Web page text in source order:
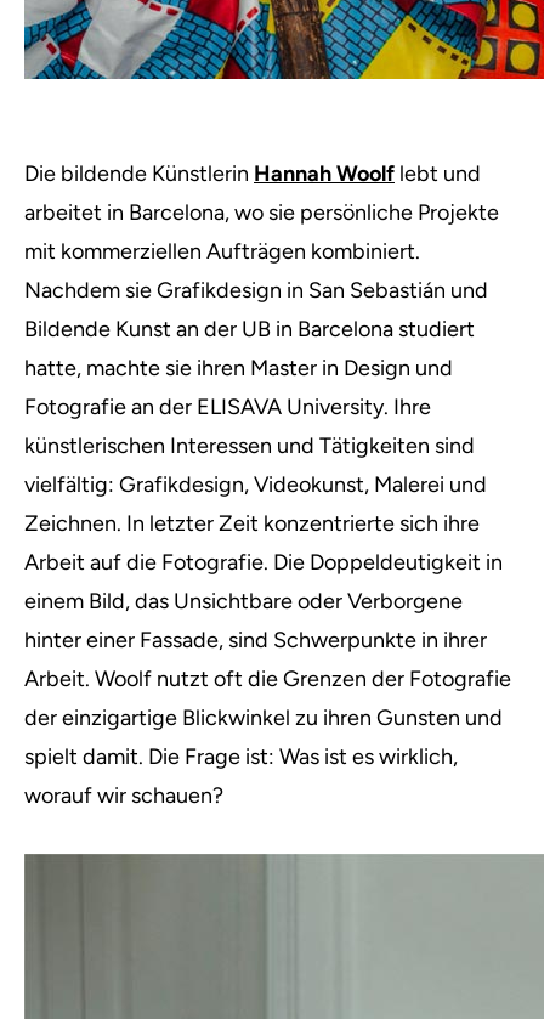
Die bildende Künstlerin Hannah Woolf lebt und
arbeitet in Barcelona, wo sie persönliche Projekte
mit kommerziellen Aufträgen kombiniert.
Nachdem sie Grafikdesign in San Sebastián und
Bildende Kunst an der UB in Barcelona studiert
hatte, machte sie ihren Master in Design und
Fotografie an der ELISAVA University. Ihre
künstlerischen Interessen und Tätigkeiten sind
vielfältig: Grafikdesign, Videokunst, Malerei und
Zeichnen. In letzter Zeit konzentrierte sich ihre
Arbeit auf die Fotografie. Die Doppeldeutigkeit in
einem Bild, das Unsichtbare oder Verborgene
hinter einer Fassade, sind Schwerpunkte in ihrer
Arbeit. Woolf nutzt oft die Grenzen der Fotografie
der einzigartige Blickwinkel zu ihren Gunsten und
spielt damit. Die Frage ist: Was ist es wirklich,
worauf wir schauen?